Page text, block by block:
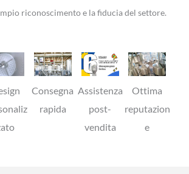
riconoscimento e la fiducia del settore.
Consegna
rapida
Assistenza
post-
vendita
Ottima
reputazion
e